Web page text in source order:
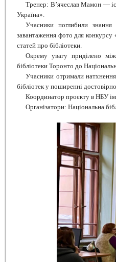
Тренер: В’ячеслав Мамон —
Україна».
Учасники поглибили знання
завантаження фото для конкурсу
статей про бібліотеки.
Окрему увагу приділено
бібліотеки Торонто до
Учасники отримали
бібліотек у поширенні
Координатор проєкту в НБУ
Організатори: Національна